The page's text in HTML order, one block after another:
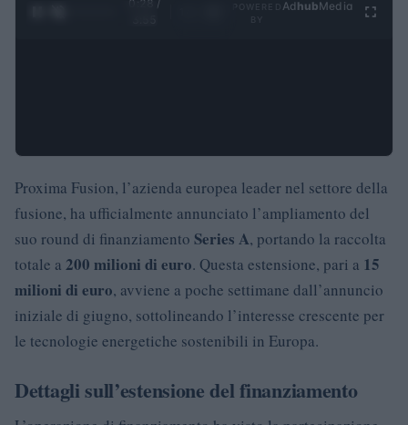
0:28 /
Ad hubMedia
Proxima Fusion, l’azienda europea leader nel settore della
fusione, ha ufficialmente annunciato l’ampliamento del
suo round di finanziamento Series A, portando la raccolta
totale a 200 milioni di euro. Questa estensione, pari a 15
milioni di euro, avviene a poche settimane dall’annuncio
iniziale di giugno, sottolineando l’interesse crescente per
le tecnologie energetiche sostenibili in Europa.
Dettagli sull’estensione del finanziamento